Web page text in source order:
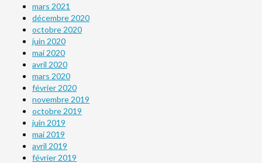
mars 2021
décembre 2020
octobre 2020
juin 2020
mai 2020
avril 2020
mars 2020
février 2020
novembre 2019
octobre 2019
juin 2019
mai 2019
avril 2019
février 2019